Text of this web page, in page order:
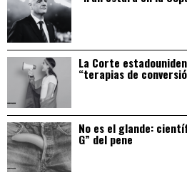
La Corte
“terapias de
No es el glande:
G” del pene